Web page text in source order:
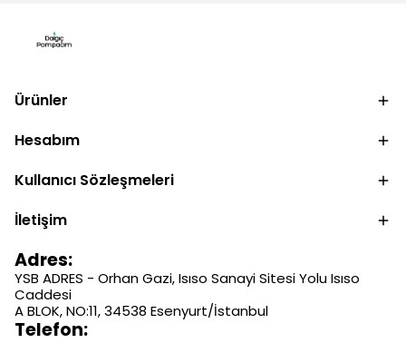
Ürünler
Hesabım
Kullanıcı Sözleşmeleri
İletişim
Adres:
YSB ADRES - Orhan Gazi, Isıso Sanayi Sitesi Yolu Isıso
Caddesi
A BLOK, NO:11, 34538 Esenyurt/İstanbul
Telefon: